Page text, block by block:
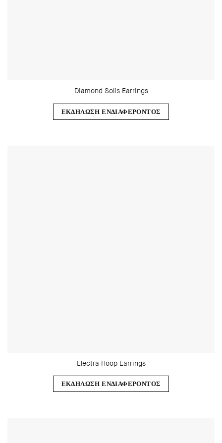
Diamond Solis Earrings
ΕΚΔΗΛΩΣΗ ΕΝΔΙΑΦΕΡΟΝΤΟΣ
Electra Hoop Earrings
ΕΚΔΗΛΩΣΗ ΕΝΔΙΑΦΕΡΟΝΤΟΣ